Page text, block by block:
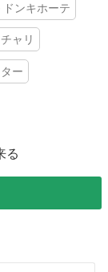
ドンキホーテ
ャリ
ー
る